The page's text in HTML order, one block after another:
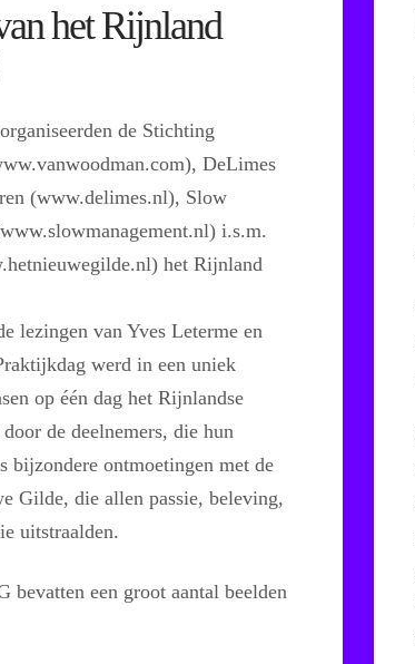
het Rijnland
de Stichting
DeLimes
(www.delimes.nl), Slow
i.s.m.
het Rijnland
lezingen van Yves Leterme en
werd in een uniek
op één dag het Rijnlandse
de deelnemers, die hun
bijzondere ontmoetingen met de
Gilde, die allen passie, beleving,
uitstraalden.
bevatten een groot aantal beelden